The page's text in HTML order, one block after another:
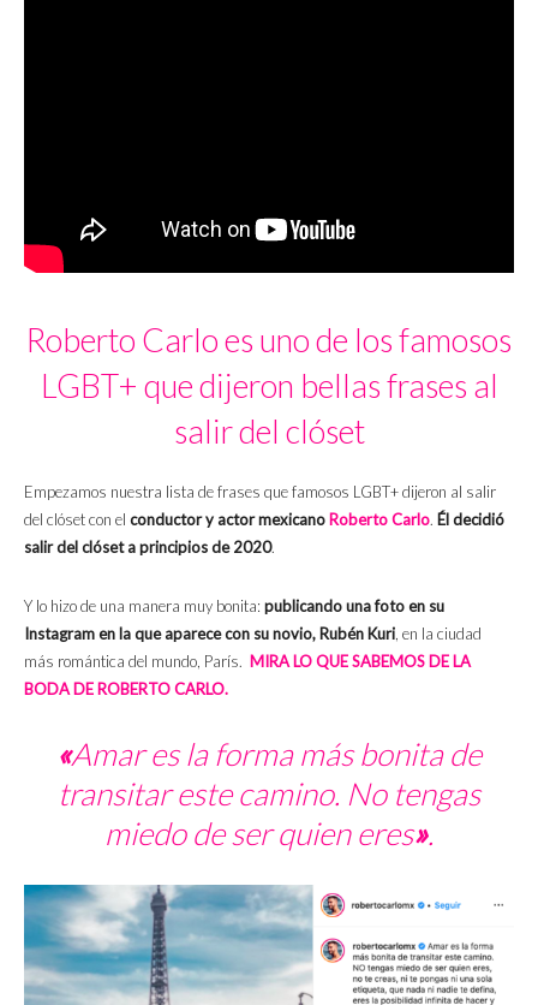
Roberto Carlo es uno de los famosos
LGBT+ que dijeron bellas frases al
salir del clóset
Empezamos nuestra lista de frases que famosos LGBT+ dijeron al salir
del clóset con el conductor y actor mexicano Roberto Carlo. Él decidió
salir del clóset a principios de 2020.
Y lo hizo de una manera muy bonita: publicando una foto en su
Instagram en la que aparece con su novio, Rubén Kuri , en la ciudad
más romántica del mundo, París. MIRA LO QUE SABEMOS DE LA
BODA DE ROBERTO CARLO.
«Amar es la forma más bonita de
transitar este camino. No tengas
miedo de ser quien eres».